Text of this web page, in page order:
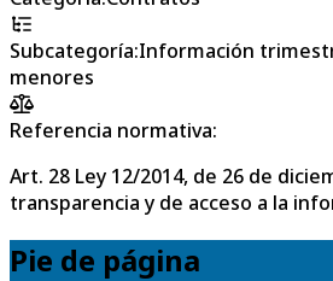
Subcategoría:Información
menores
Referencia normativa:
Art. 28 Ley 12/2014, de 26 de
transparencia y de acceso a la
Pie de página